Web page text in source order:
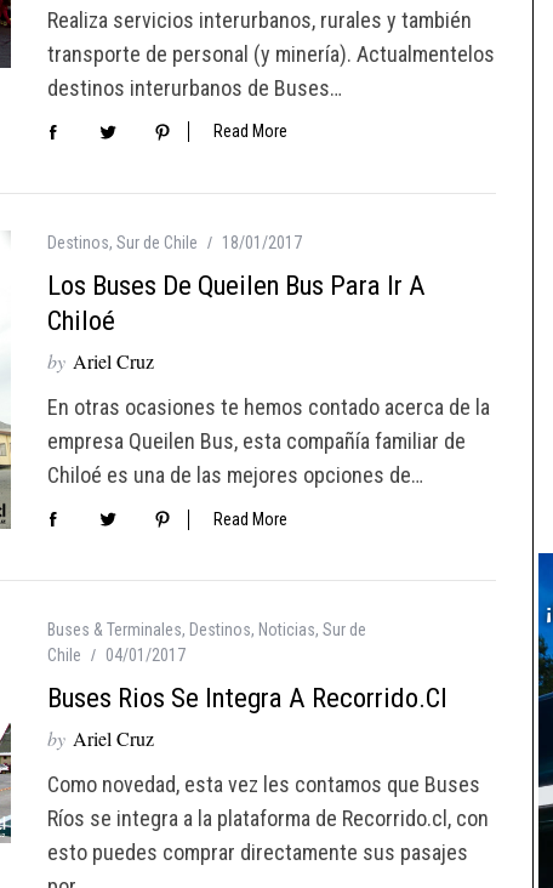
Realiza servicios interurbanos, rurales y también
transporte de personal (y minería). Actualmentelos
destinos interurbanos de Buses…
Read More
Destinos, Sur de Chile 18/01/2017
Los Buses De Queilen Bus Para Ir A
Chiloé
by Ariel Cruz
En otras ocasiones te hemos contado acerca de la
empresa Queilen Bus, esta compañía familiar de
Chiloé es una de las mejores opciones de…
Read More
Buses & Terminales, Destinos, Noticias, Sur de
Chile
04/01/2017
Buses Rios Se Integra A Recorrido.cl
by Ariel Cruz
Como novedad, esta vez les contamos que Buses
Ríos se integra a la plataforma de Recorrido.cl, con
esto puedes comprar directamente sus pasajes